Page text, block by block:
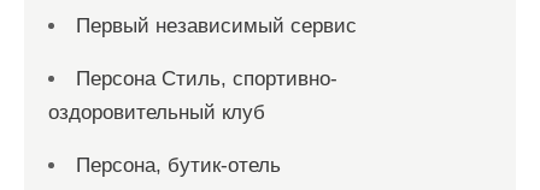
Первый независимый сервис
Персона Стиль, спортивно-
оздоровительный клуб
Персона, бутик-отель